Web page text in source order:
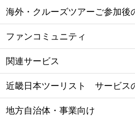
海外・クルーズツアーご参加後
ファンコミュニティ
関連サービス
近畿日本ツーリスト サービス
地方自治体・事業向け